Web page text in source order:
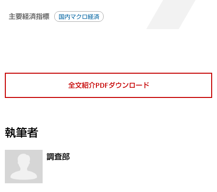
主要経済指標 国内マクロ経済
全文紹介PDFダウンロード
執筆者
調査部